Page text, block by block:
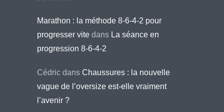
Marathon : la méthode 8-6-4-2 pour
progresser vite dans La séance en
progression 8-6-4-2
Cédric dans Chaussures : la nouvelle
vague de l’oversize est-elle vraiment
l’avenir ?